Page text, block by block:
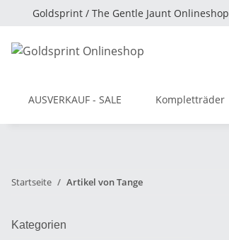
Goldsprint / The Gentle Jaunt Onlineshop
AUSVERKAUF - SALE Kompletträder
Startseite Artikel von Tange
Kategorien